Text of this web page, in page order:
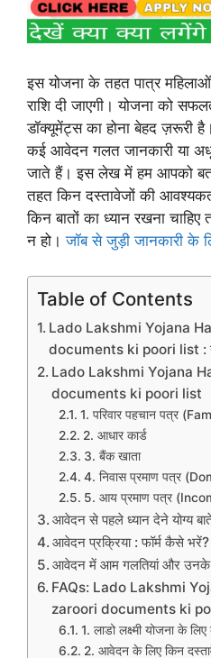
इस योजना के तहत पात्र
राशि दी जाएगी। योजना को
डॉक्यूमेंट्स का होना बेहद ज़रूरी
कई आवेदन गलत जानकारी या
जाते हैं। इस लेख में हम आपको
तहत किन दस्तावेजों की
किन बातों का ध्यान रखना
न हो।जॉब से जुड़ी जानकारी के
Table of Contents
Lado Lakshmi Yojana
documents ki poori list :
Lado Lakshmi Yojana
documents ki poori list
1. परिवार पहचान पत्र
2. आधार कार्ड
3. बैंक खाता
4. निवास प्रमाण पत्र
5. आय प्रमाण पत्र
आवेदन से पहले ध्यान देने योग्य
आवेदन प्रक्रिया : फॉर्म कैसे भरें?
आवेदन में आम गलतियां और उनके
FAQs: Lado Lakshmi
zaroori documents ki
1. लाडो लक्ष्मी योजना के
2. आवेदन के लिए किन